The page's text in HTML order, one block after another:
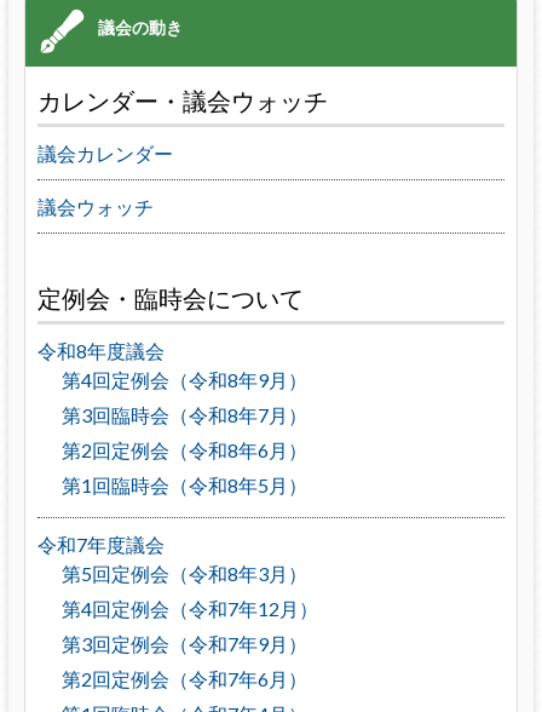
カレンダー・議会ウォッチ
議会カレンダー
議会ウォッチ
定例会・臨時会について
令和8年度議会
第4回定例会（令和8年9月）
第3回臨時会（令和8年7月）
第2回定例会（令和8年6月）
第1回臨時会（令和8年5月）
令和7年度議会
第5回定例会（令和8年3月）
第4回定例会（令和7年12月）
第3回定例会（令和7年9月）
第2回定例会（令和7年6月）